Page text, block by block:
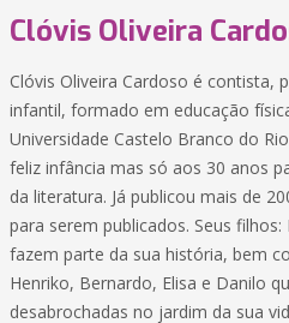
Clóvis Oliveira
Clóvis Oliveira Cardoso é contista,
infantil, formado em educação
Universidade Castelo Branco do
feliz infância mas só aos 30 anos
da literatura. Já publicou mais de
para serem publicados. Seus
fazem parte da sua história, bem
Henriko, Bernardo, Elisa e Danilo
desabrochadas no jardim da sua